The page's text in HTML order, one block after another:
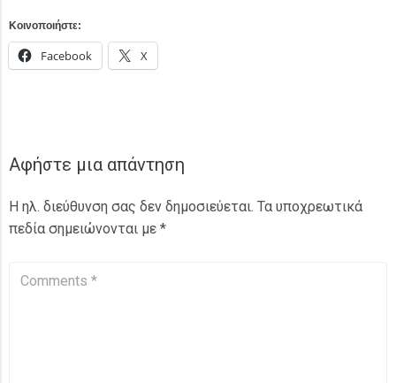
Κοινοποιήστε:
Facebook X
Αφήστε μια απάντηση
Η ηλ. διεύθυνση σας δεν δημοσιεύεται. Τα υποχρεωτικά
πεδία σημειώνονται με *